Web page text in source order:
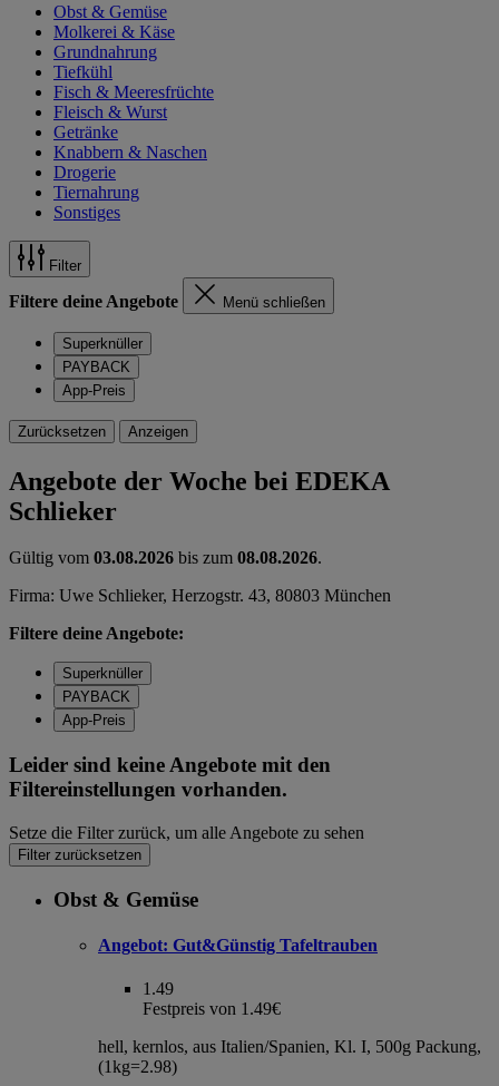
Obst & Gemüse
Molkerei & Käse
Grundnahrung
Tiefkühl
Fisch & Meeresfrüchte
Fleisch & Wurst
Getränke
Knabbern & Naschen
Drogerie
Tiernahrung
Sonstiges
Filter
Filtere deine Angebote Menü schließen
Superknüller
PAYBACK
App-Preis
Zurücksetzen Anzeigen
Angebote der Woche bei EDEKA
Schlieker
Gültig vom 03.08.2026 bis zum 08.08.2026.
Firma: Uwe Schlieker, Herzogstr. 43, 80803 München
Filtere deine Angebote:
Superknüller
PAYBACK
App-Preis
Leider sind keine Angebote mit den
Filtereinstellungen vorhanden.
Setze die Filter zurück, um alle Angebote zu sehen
Filter zurücksetzen
Obst & Gemüse
Angebot: Gut&Günstig Tafeltrauben
1.49
Festpreis von 1.49€
hell, kernlos, aus Italien/Spanien, Kl. I, 500g Packung,
(1kg=2.98)